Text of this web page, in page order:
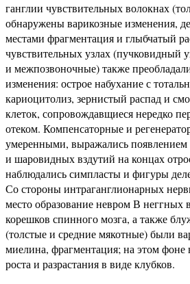
ганглии чувствительных волокнах
обнаружены варикозные изменения,
местами фрагментация и глыбчатый
чувствительных узлах (пучковидный
и межпозвоночные) также
изменения: острое набухание с
кариоцитолиз, зернистый распад и
клеток, сопровождавщиеся нередко
отеком. Компенсаторные и
умеренными, выражались появлением
и шаровидных вздутий на концах
наблюдались симпласты и фигуры
Со стороны интраганглионарных
место образование невром В неггных
корешков спинного мозга, а также
(толстые и средние мякотные) были
миелина, фрагментация; на этом фоне
роста и разрастания в виде клубков.